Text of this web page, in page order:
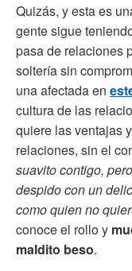
Quizás, y esta es
gente sigue
pasa de relaciones
soltería sin
una afectada en
cultura de las
quiere las ventajas
relaciones, sin el
suavito contigo,
despido con un
como quien no
conoce el rollo y
maldito beso.